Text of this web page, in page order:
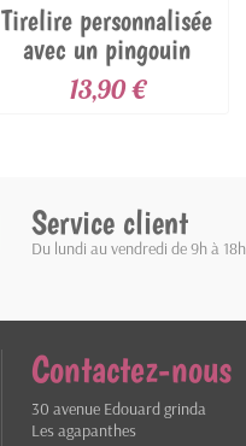
Tirelire personnalisée
avec un pingouin
13,90 €
Service client
Du lundi au vendredi de 9h à 18h
Contactez-nous
30 avenue Edouard grinda
Les agapanthes